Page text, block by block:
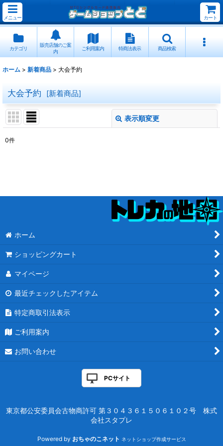
メニュー カート
カテゴリ
販売店舗のご案
内
ご利用案内 特商法表示 商品検索
ホーム > 新着商品 > 大会予約
大会予約 [新着商品]
表示順変更
絞り込む
0件
ホーム
ショッピングカート
マイページ
最近チェックしたアイテム
特定商取引法表示
ご利用案内
お問い合わせ
PCサイト
東京都公安委員会古物商許可 第３０４３６１５０６１０２号 株式
会社スタプレ
Powered by おちゃのこネット ネットショップ作成サービス